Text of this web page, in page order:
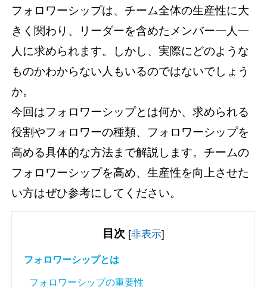
フォロワーシップは、チーム全体の生産性に大
きく関わり、リーダーを含めたメンバー一人一
人に求められます。しかし、実際にどのような
ものかわからない人もいるのではないでしょう
か。
今回はフォロワーシップとは何か、求められる
役割やフォロワーの種類、フォロワーシップを
高める具体的な方法まで解説します。チームの
フォロワーシップを高め、生産性を向上させた
い方はぜひ参考にしてください。
目次 [非表示]
フォロワーシップとは
フォロワーシップの重要性